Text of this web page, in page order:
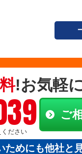
!お気軽
ださい
ご
めにも他社と